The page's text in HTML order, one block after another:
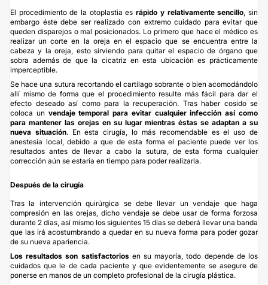
El procedimiento de la otoplastia esrápido y relativamente sencillo , sin
embargo éste debe ser realizado con extremo cuidado para evitar que
queden disparejos o mal posicionados. Lo primero que hace el médico es
realizar un corte en la oreja en el espacio que se encuentra entre la
cabeza y la oreja, esto sirviendo para quitar el espacio de órgano que
sobra además de que la cicatriz en esta ubicación es prácticamente
imperceptible.
Se hace una sutura recortando el cartílago sobrante o bien acomodándolo
allí mismo de forma que el procedimiento resulte más fácil para dar el
efecto deseado así como para la recuperación. Tras haber cosido se
coloca un vendaje temporal para evitar cualquier infección así como
para mantener las orejas en su lugar mientras éstas se adaptan a su
nueva situación. En esta cirugía, lo más recomendable es el uso de
anestesia local, debido a que de esta forma el paciente puede ver los
resultados antes de llevar a cabo la sutura, de esta forma cualquier
corrección aún se estaría en tiempo para poder realizarla.
Después de la cirugía
Tras la intervención quirúrgica se debe llevar un vendaje que haga
compresión en las orejas, dicho vendaje se debe usar de forma forzosa
durante 2 días, así mismo los siguientes 15 días se deberá llevar una banda
que las irá acostumbrando a quedar en su nueva forma para poder gozar
de su nueva apariencia.
Los resultados son satisfactoriosen su mayoría, todo depende de los
cuidados que le de cada paciente y que evidentemente se asegure de
ponerse en manos de un completo profesional de la cirugía plástica.